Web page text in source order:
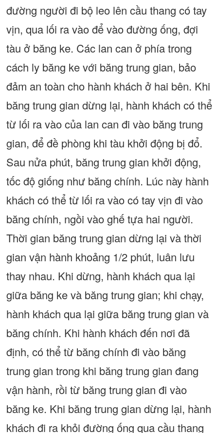
đường người đi bộ leo lên cầu thang có tay
vịn, qua lối ra vào để vào đường ống, đợi
tàu ở băng ke. Các lan can ở phía trong
cách ly băng ke với băng trung gian, bảo
đảm an toàn cho hành khách ở hai bên. Khi
băng trung gian dừng lại, hành khách có thể
từ lối ra vào của lan can đi vào băng trung
gian, để đề phòng khi tàu khởi động bị đổ.
Sau nửa phút, băng trung gian khởi động,
tốc độ giống như băng chính. Lúc này hành
khách có thể từ lối ra vào có tay vịn đi vào
băng chính, ngồi vào ghế tựa hai người.
Thời gian băng trung gian dừng lại và thời
gian vận hành khoảng 1/2 phút, luân lưu
thay nhau. Khi dừng, hành khách qua lại
giữa băng ke và băng trung gian; khi chạy,
hành khách qua lại giữa băng trung gian và
băng chính. Khi hành khách đến nơi đã
định, có thể từ băng chính đi vào băng
trung gian trong khi băng trung gian đang
vận hành, rồi từ băng trung gian đi vào
băng ke. Khi băng trung gian dừng lại, hành
khách đi ra khỏi đường ống qua cầu thang